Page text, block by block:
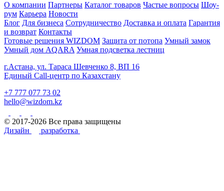
О компании Партнеры Каталог товаров Частые вопросы Шоу-
рум Карьера Новости
Блог Для бизнеса Сотрудничество Доставка и оплата Гарантия
и возврат Контакты
Готовые решения WIZDOM Защита от потопа Умный замок
Умный дом AQARA Умная подсветка лестниц
г.Астана, ул. Тараса Шевченко 8, ВП 16
Единый Call-центр по Казахстану
+7 777 077 73 02
hello@wizdom.kz
© 2017-2026 Все права защищены
Дизайн
разработка